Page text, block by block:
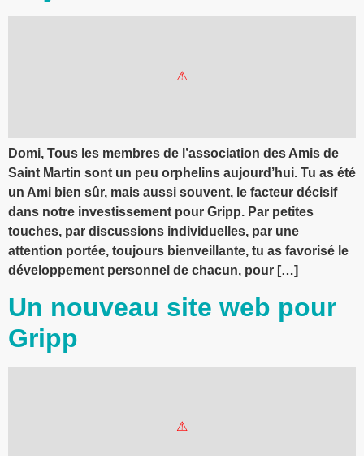
Domi, Tous les membres de l’association des Amis de
Saint Martin sont un peu orphelins aujourd’hui. Tu as été
un Ami bien sûr, mais aussi souvent, le facteur décisif
dans notre investissement pour Gripp. Par petites
touches, par discussions individuelles, par une
attention portée, toujours bienveillante, tu as favorisé le
développement personnel de chacun, pour […]
Un nouveau site web pour
Gripp